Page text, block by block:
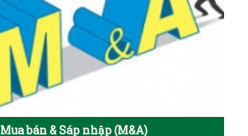
Mua bán & Sáp nhập (M&A)